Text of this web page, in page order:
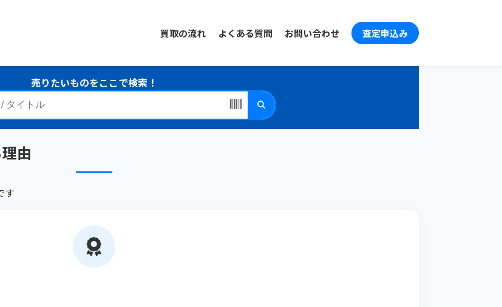
買取の流れ よくある質問 お問い合わせ 査定申込み
売りたいものをここで検索！
由
す